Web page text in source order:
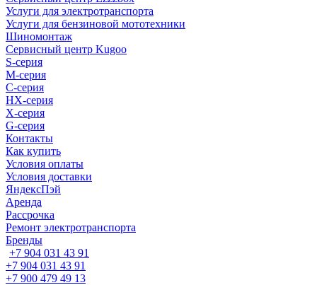
Услуги для электротранспорта
Услуги для бензиновой мототехники
Шиномонтаж
Сервисный центр Kugoo
S-cерия
M-серия
С-серия
HX-серия
X-серия
G-серия
Контакты
Как купить
Условия оплаты
Условия доставки
ЯндексПэй
Аренда
Рассрочка
Ремонт электротранспорта
Бренды
+7 904 031 43 91
+7 904 031 43 91
+7 900 479 49 13